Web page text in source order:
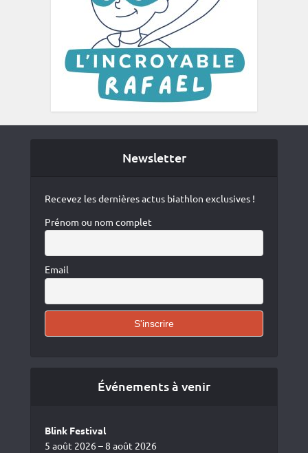
Newsletter
Recevez les dernières actus biathlon exclusives !
Prénom ou nom complet
Email
Événements à venir
Blink Festival
5 août 2026 – 8 août 2026